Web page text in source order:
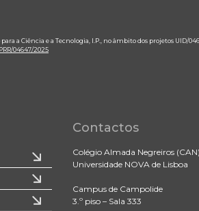
a Ciência e a Tecnologia, I.P., no âmbito dos projetos UID/
04647/2025
Contactos
Colégio Almada Negreiros (CAN)
Universidade NOVA de Lisboa
Campus de Campolide
3.º piso – Sala 333